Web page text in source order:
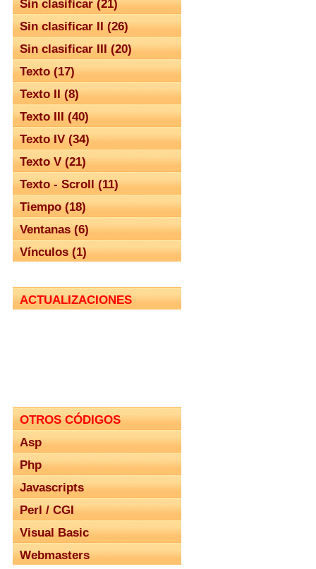
Sin clasificar (21)
Sin clasificar II (26)
Sin clasificar III (20)
Texto (17)
Texto II (8)
Texto III (40)
Texto IV (34)
Texto V (21)
Texto - Scroll (11)
Tiempo (18)
Ventanas (6)
Vínculos (1)
ACTUALIZACIONES
OTROS CÓDIGOS
Asp
Php
Javascripts
Perl / CGI
Visual Basic
Webmasters